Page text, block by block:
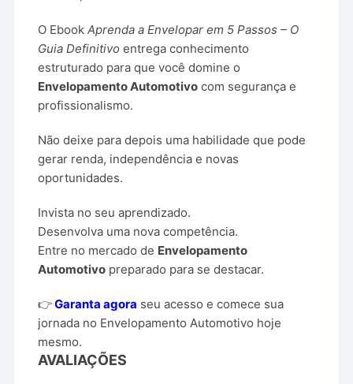
O EbookAprenda a Envelopar em 5 Passos – O
Guia Definitivo entrega conhecimento
estruturado para que você domine o
Envelopamento Automotivo com segurança e
profissionalismo.
Não deixe para depois uma habilidade que pode
gerar renda, independência e novas
oportunidades.
Invista no seu aprendizado.
Desenvolva uma nova competência.
Entre no mercado de Envelopamento
Automotivo preparado para se destacar.
👉Garanta agora seu acesso e comece sua
jornada no Envelopamento Automotivo hoje
mesmo.
AVALIAÇÕES